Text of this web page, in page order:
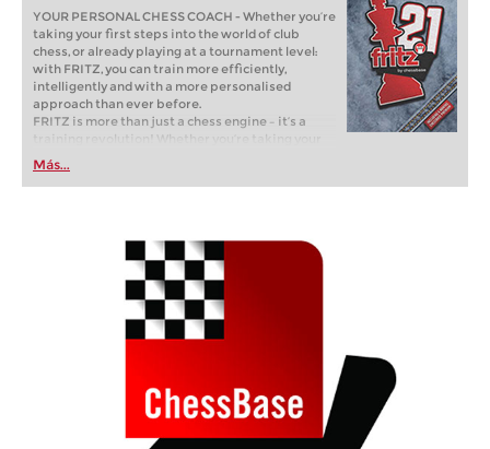
YOUR PERSONAL CHESS COACH - Whether you’re
taking your first steps into the world of club
chess, or already playing at a tournament level:
with FRITZ, you can train more efficiently,
intelligently and with a more personalised
approach than ever before.
FRITZ is more than just a chess engine – it’s a
training revolution! Whether you’re taking your
first steps into the world of club chess, or already
playing at a tournament level: with FRITZ, you can
train more efficiently, intelligently and with a
Más...